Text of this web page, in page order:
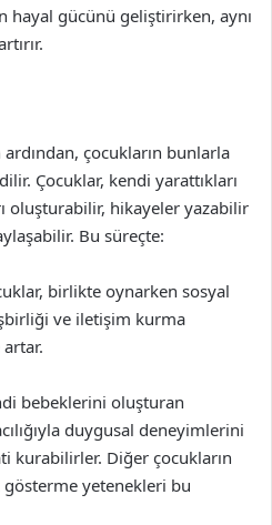
hayal gücünü geliştirirken, aynı
çocukların bunlarla
Çocuklar, kendi yarattıkları
oluşturabilir, hikayeler yazabilir
Bu süreçte:
birlikte oynarken sosyal
ve iletişim kurma
bebeklerini oluşturan
duygusal deneyimlerini
kurabilirler. Diğer çocukların
gösterme yetenekleri bu